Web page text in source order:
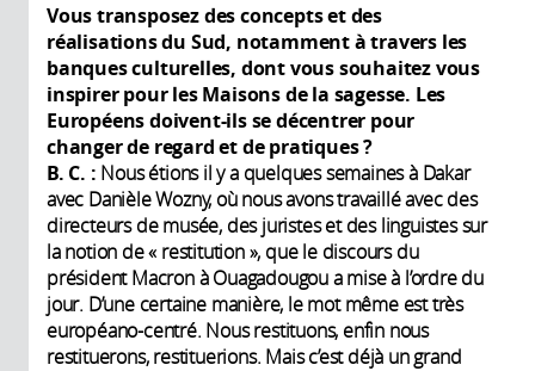
Vous transposez des concepts et des
réalisations du Sud, notamment à travers les
banques culturelles, dont vous souhaitez vous
inspirer pour les Maisons de la sagesse. Les
Européens doivent-ils se décentrer pour
changer de regard et de pratiques ?
B. C. : Nous étions il y a quelques semaines à Dakar
avec Danièle Wozny, où nous avons travaillé avec des
directeurs de musée, des juristes et des linguistes sur
la notion de « restitution », que le discours du
président Macron à Ouagadougou a mise à l’ordre du
jour. D’une certaine manière, le mot même est très
européano-centré. Nous restituons, enfin nous
restituerons, restituerions. Mais c’est déjà un grand